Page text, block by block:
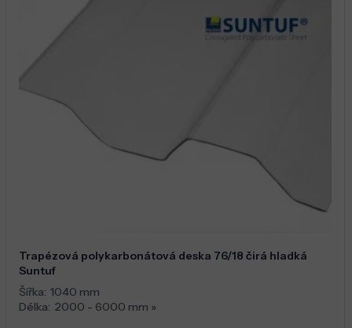
Trapézová polykarbonátová deska 76/18 čirá hladká
Suntuf
Šířka: 1040 mm
Délka: 2000 - 6000 mm »